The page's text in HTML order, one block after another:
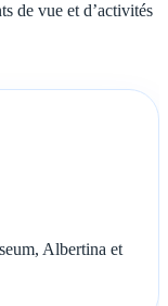
de vue et d’activités
Albertina et